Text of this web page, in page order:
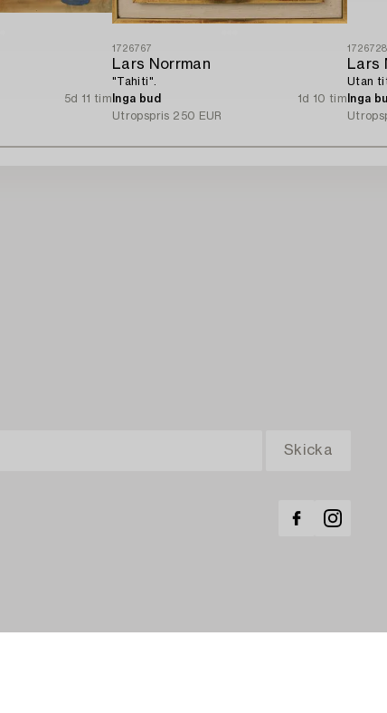
5d 11 tim
1726767
Lars Norrman
"Tahiti".
Inga bud
1d 10 tim
Utropspris 250 EUR
Lars
Utan
Inga